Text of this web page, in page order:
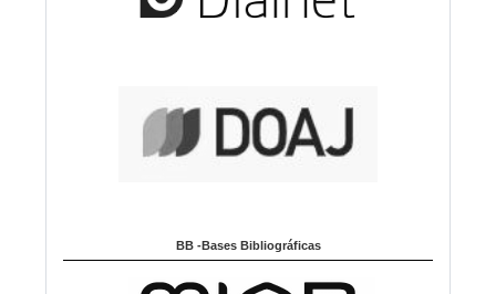
BB -Bases Bibliográficas